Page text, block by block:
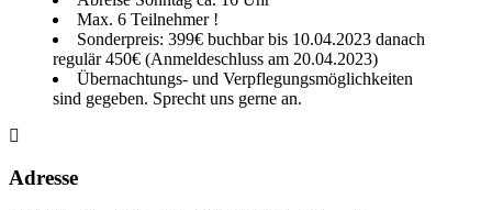
Max. 6 Teilnehmer !
Sonderpreis: 399€ buchbar bis 10.04.2023 danach
regulär 450€ (Anmeldeschluss am 20.04.2023)
Übernachtungs- und Verpflegungsmöglichkeiten
sind gegeben. Sprecht uns gerne an.
Adresse